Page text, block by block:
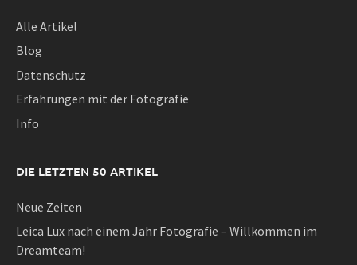
Alle Artikel
Blog
Datenschutz
Erfahrungen mit der Fotografie
Info
DIE LETZTEN 50 ARTIKEL
Neue Zeiten
Leica Lux nach einem Jahr Fotografie – Willkommen im
Dreamteam!